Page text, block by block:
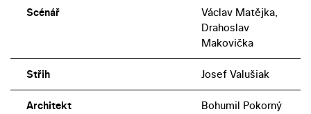
Scénář
Václav Matějka,
Drahoslav
Makovička
Střih Josef Valušiak
Architekt Bohumil Pokorný